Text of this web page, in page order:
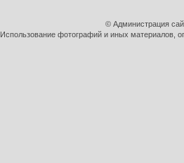
© Администрация
Использование фотографий и иных материалов,